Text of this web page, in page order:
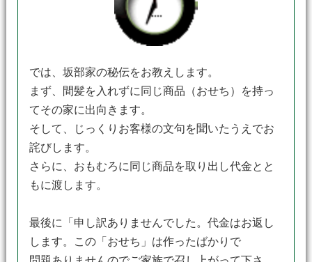
では、坂部家の秘伝をお教えします。
まず、間髪を入れずに同じ商品（おせち）を持っ
てその家に出向きます。
そして、じっくりお客様の文句を聞いたうえでお
詫びします。
さらに、おもむろに同じ商品を取り出し代金とと
もに渡します。
最後に「申し訳ありませんでした。代金はお返し
します。この「おせち」は作ったばかりで